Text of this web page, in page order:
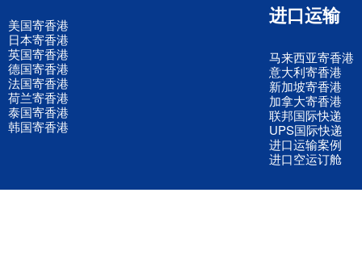
美国寄香港
日本寄香港
英国寄香港
德国寄香港
法国寄香港
荷兰寄香港
泰国寄香港
韩国寄香港
进口运输
马来西亚寄香港
意大利寄香港
新加坡寄香港
加拿大寄香港
联邦国际快递
UPS国际快递
进口运输案例
进口空运订舱